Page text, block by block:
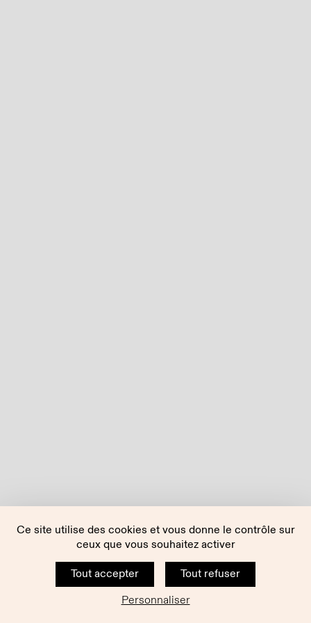
Ce site utilise des cookies et vous donne le contrôle sur
ceux que vous souhaitez activer
Tout accepter
Tout refuser
Personnaliser